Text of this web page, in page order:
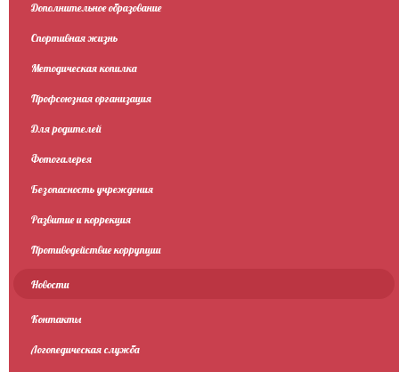
Дополнительное образование
Спортивная жизнь
Методическая копилка
Профсоюзная организация
Для родителей
Фотогалерея
Безопасность учреждения
Развитие и коррекция
Противодействие коррупции
Новости
Контакты
Логопедическая служба